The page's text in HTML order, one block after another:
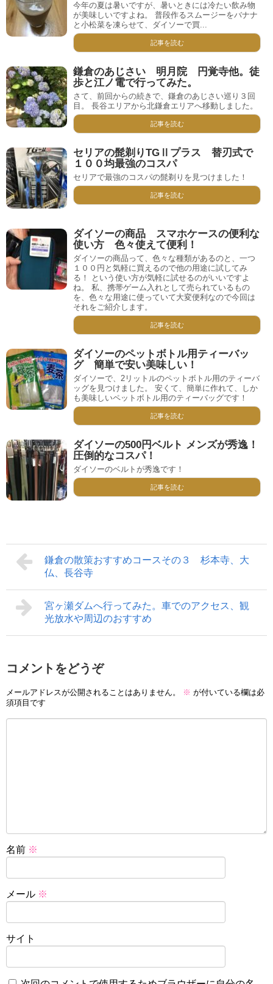
今年の夏は暑いですが、暑いときには冷たい飲み物
が美味しいですよね。 普段作るスムージーをバナナ
と小松菜を凍らせて、ダイソーで買...
記事を読む
鎌倉のあじさい 明月院 円覚寺他。徒
歩と江ノ電で行ってみた。
さて、前回からの続きで、鎌倉のあじさい巡り３回
目。 長谷エリアから北鎌倉エリアへ移動しました。
記事を読む
セリアの髭剃りTGⅡプラス 替刃式で
１００均最強のコスパ
セリアで最強のコスパの髭剃りを見つけました！
記事を読む
ダイソーの商品 スマホケースの便利な
使い方 色々使えて便利！
ダイソーの商品って、色々な種類があるのと、一つ
１００円と気軽に買えるので他の用途に試してみ
る！ という使い方が気軽に試せるのがいいですよ
ね。 私、携帯ゲーム入れとして売られているもの
を、色々な用途に使っていて大変便利なので今回は
それをご紹介します。
記事を読む
ダイソーのペットボトル用ティーバッ
グ 簡単で安い美味しい！
ダイソーで、2リットルのペットボトル用のティーバ
ッグを見つけました。 安くて、簡単に作れて、しか
も美味しいペットボトル用のティーバッグです！
記事を読む
ダイソーの500円ベルト メンズが秀逸！
圧倒的なコスパ！
ダイソーのベルトが秀逸です！
記事を読む
鎌倉の散策おすすめコースその３ 杉本寺、大
仏、長谷寺
宮ヶ瀬ダムへ行ってみた。車でのアクセス、観
光放水や周辺のおすすめ
コメントをどうぞ
メールアドレスが公開されることはありません。 ※ が付いている欄は必
須項目です
名前 ※
メール ※
サイト